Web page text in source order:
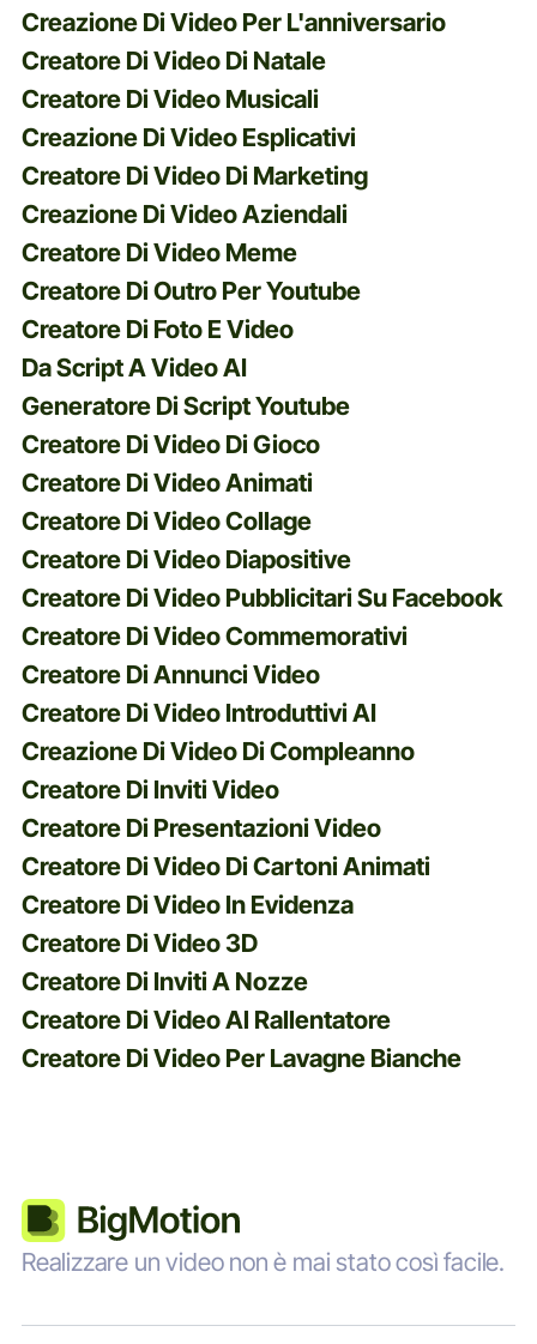
Creazione Di Video Per L'anniversario
Creatore Di Video Di Natale
Creatore Di Video Musicali
Creazione Di Video Esplicativi
Creatore Di Video Di Marketing
Creazione Di Video Aziendali
Creatore Di Video Meme
Creatore Di Outro Per Youtube
Creatore Di Foto E Video
Da Script A Video AI
Generatore Di Script Youtube
Creatore Di Video Di Gioco
Creatore Di Video Animati
Creatore Di Video Collage
Creatore Di Video Diapositive
Creatore Di Video Pubblicitari Su Facebook
Creatore Di Video Commemorativi
Creatore Di Annunci Video
Creatore Di Video Introduttivi AI
Creazione Di Video Di Compleanno
Creatore Di Inviti Video
Creatore Di Presentazioni Video
Creatore Di Video Di Cartoni Animati
Creatore Di Video In Evidenza
Creatore Di Video 3D
Creatore Di Inviti A Nozze
Creatore Di Video Al Rallentatore
Creatore Di Video Per Lavagne Bianche
Realizzare un video non è mai stato così facile.